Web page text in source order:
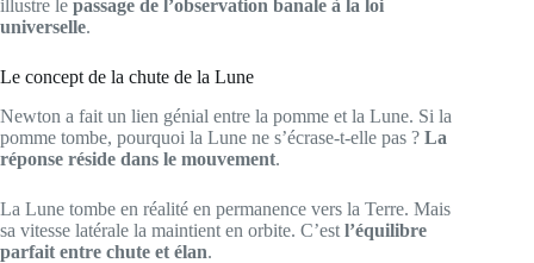
illustre le passage de l’observation banale à la loi
universelle.
Le concept de la chute de la Lune
Newton a fait un lien génial entre la pomme et la Lune. Si la
pomme tombe, pourquoi la Lune ne s’écrase-t-elle pas ? La
réponse réside dans le mouvement.
La Lune tombe en réalité en permanence vers la Terre. Mais
sa vitesse latérale la maintient en orbite. C’est l’équilibre
parfait entre chute et élan.